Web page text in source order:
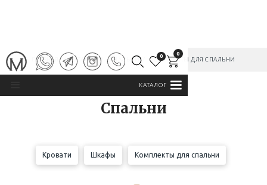
0 0
КАТАЛОГ
ГЛАВНАЯ / КАТАЛОГ / СПАЛЬНИ КОМПЛЕКТЫ ДЛЯ СПАЛЬНИ
Спальни
Кровати Шкафы Комплекты для спальни